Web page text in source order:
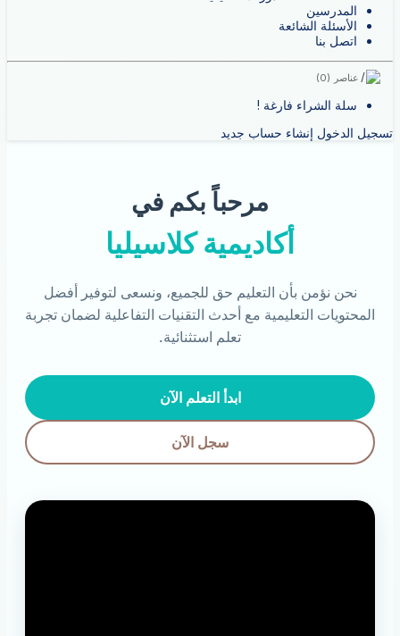
المدرسين
الأسئلة الشائعة
اتصل بنا
عناصر (0)
سلة الشراء فارغة !
تسجيل الدخول إنشاء حساب جديد
مرحباً بكم في
أكاديمية كلاسيليا
نحن نؤمن بأن التعليم حق للجميع، ونسعى لتوفير أفضل
المحتويات التعليمية مع أحدث التقنيات التفاعلية لضمان تجربة
تعلم استثنائية.
ابدأ التعلم الآن
سجل الآن